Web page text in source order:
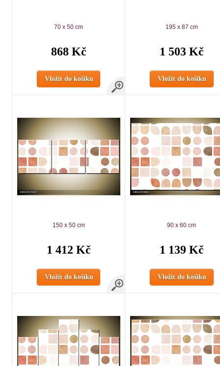
70 x 50 cm
868 Kč
Vložit do košíku
195 x 87 cm
1 503 Kč
Vložit do košíku
150 x 50 cm
1 412 Kč
Vložit do košíku
90 x 60 cm
1 139 Kč
Vložit do košíku